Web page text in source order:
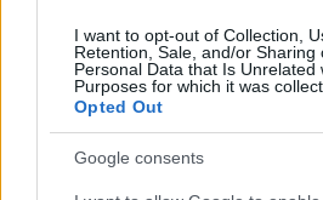
I want to opt-out of Collection,
Retention, Sale, and/or Sharing
Personal Data that Is Unrelated
Purposes for which it was
Opted Out
Google consents